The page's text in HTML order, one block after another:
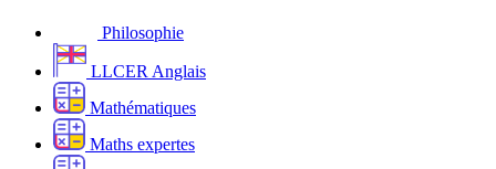
Philosophie
LLCER Anglais
Mathématiques
Maths expertes